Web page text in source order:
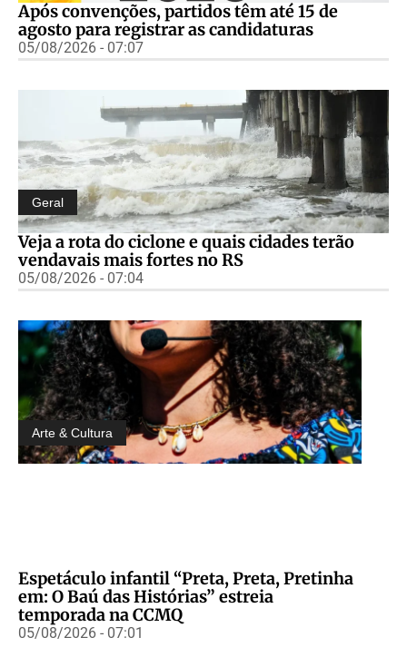
Após convenções, partidos têm até 15 de
agosto para registrar as candidaturas
05/08/2026 - 07:07
Geral
Veja a rota do ciclone e quais cidades terão
vendavais mais fortes no RS
05/08/2026 - 07:04
Arte & Cultura
Espetáculo infantil “Preta, Preta, Pretinha
em: O Baú das Histórias” estreia
temporada na CCMQ
05/08/2026 - 07:01